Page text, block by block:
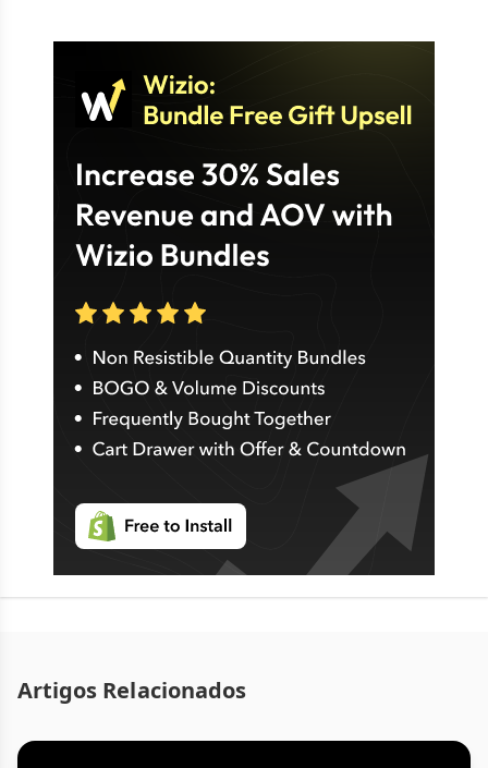
Artigos Relacionados